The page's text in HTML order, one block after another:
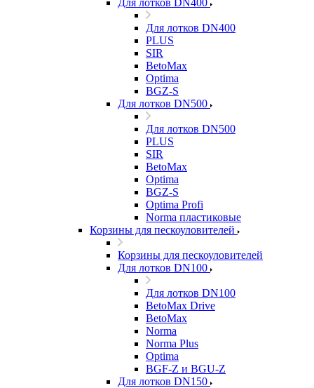
Для лотков DN400
Для лотков DN400
PLUS
SIR
BetoMax
Optima
BGZ-S
Для лотков DN500
Для лотков DN500
PLUS
SIR
BetoMax
Optima
BGZ-S
Optima Profi
Norma пластиковые
Корзины для пескоуловителей
Корзины для пескоуловителей
Для лотков DN100
Для лотков DN100
BetoMax Drive
BetoMax
Norma
Norma Plus
Optima
BGF-Z и BGU-Z
Для лотков DN150